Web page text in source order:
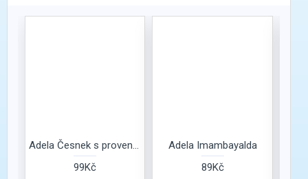
Adela Česnek s provensálskými bylinkami
99Kč
Adela Imambayalda
89Kč